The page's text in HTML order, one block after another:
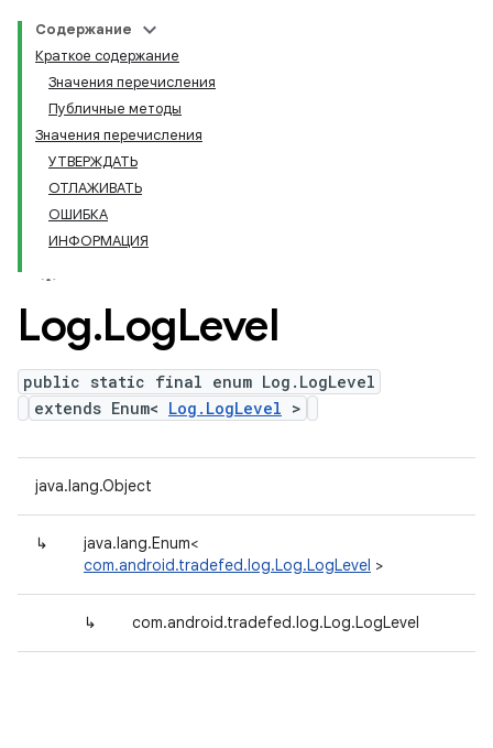
Содержание
Краткое содержание
Значения перечисления
Публичные методы
Значения перечисления
УТВЕРЖДАТЬ
ОТЛАЖИВАТЬ
ОШИБКА
ИНФОРМАЦИЯ
Log.LogLevel
public static final enum Log.LogLevel
extends Enum< Log.LogLevel >
java.lang.Object
↳
java.lang.Enum<
com.android.tradefed.log.Log.LogLevel >
↳ com.android.tradefed.log.Log.LogLevel